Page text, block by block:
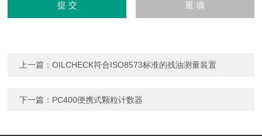
上一篇：OILCHECK符合ISO8573标准的残油测量装置
下一篇： PC400便携式颗粒计数器​